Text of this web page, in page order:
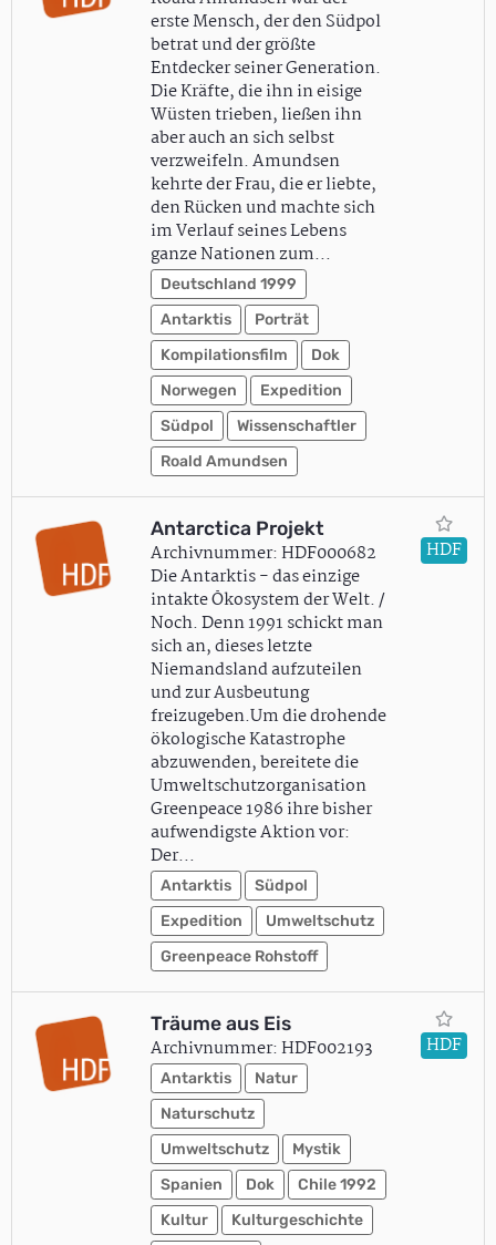
erste Mensch, der den Südpol
betrat und der größte
Entdecker seiner Generation.
Die Kräfte, die ihn in eisige
Wüsten trieben, ließen ihn
aber auch an sich selbst
verzweifeln. Amundsen
kehrte der Frau, die er liebte,
den Rücken und machte sich
im Verlauf seines Lebens
ganze Nationen zum…
Deutschland 1999
Antarktis
Porträt
Kompilationsfilm
Dok
Norwegen
Expedition
Südpol
Wissenschaftler
Roald Amundsen
Antarctica Projekt
Archivnummer: HDF000682
Die Antarktis - das einzige
intakte Ökosystem der Welt. /
Noch. Denn 1991 schickt man
sich an, dieses letzte
Niemandsland aufzuteilen
und zur Ausbeutung
freizugeben.Um die drohende
ökologische Katastrophe
abzuwenden, bereitete die
Umweltschutzorganisation
Greenpeace 1986 ihre bisher
aufwendigste Aktion vor:
Der…
Antarktis
Südpol
Expedition
Umweltschutz
Greenpeace Rohstoff
HDF
Träume aus Eis
Archivnummer: HDF002193
Antarktis
Natur
Naturschutz
Umweltschutz
Mystik
Spanien
Dok
Chile 1992
Kultur
Kulturgeschichte
HDF